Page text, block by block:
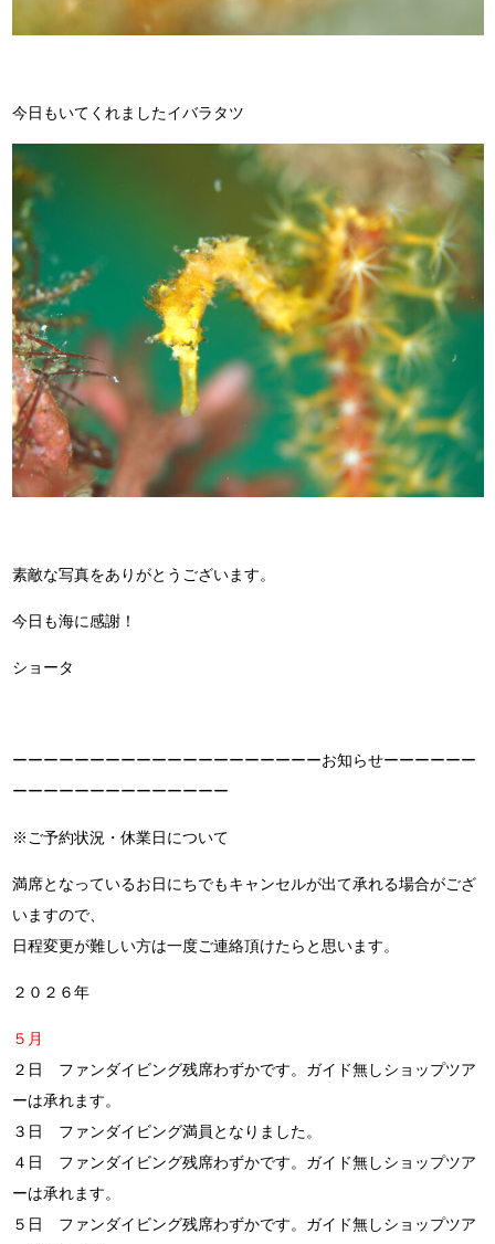
今日もいてくれましたイバラタツ
素敵な写真をありがとうございます。
今日も海に感謝！
ショータ
ーーーーーーーーーーーーーーーーーーーーお知らせーーーーーー
ーーーーーーーーーーーーーー
※ご予約状況・休業日について
満席となっているお日にちでもキャンセルが出て承れる場合がござ
いますので、
日程変更が難しい方は一度ご連絡頂けたらと思います。
２０２６年
５月
２日 ファンダイビング残席わずかです。ガイド無しショップツア
ーは承れます。
３日 ファンダイビング満員となりました。
４日 ファンダイビング残席わずかです。ガイド無しショップツア
ーは承れます。
５日 ファンダイビング残席わずかです。ガイド無しショップツア